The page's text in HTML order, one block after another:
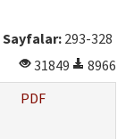
Sayfalar: 293-328
31849
8966
PDF